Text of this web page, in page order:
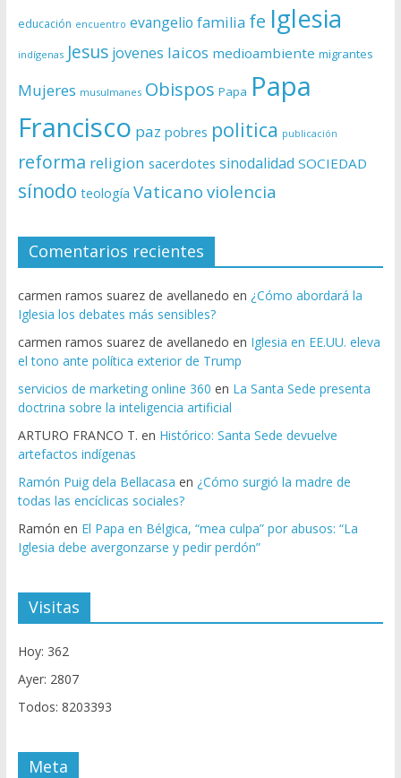
educación encuentro evangelio familia fe Iglesia
indígenas Jesus jovenes laicos medioambiente migrantes
Mujeres musulmanes Obispos Papa Papa
Francisco paz pobres politica publicación
reforma religion sacerdotes sinodalidad SOCIEDAD
sínodo teología Vaticano violencia
Comentarios recientes
carmen ramos suarez de avellanedo en ¿Cómo abordará la
Iglesia los debates más sensibles?
carmen ramos suarez de avellanedo en Iglesia en EE.UU. eleva
el tono ante política exterior de Trump
servicios de marketing online 360 en La Santa Sede presenta
doctrina sobre la inteligencia artificial
ARTURO FRANCO T. en Histórico: Santa Sede devuelve
artefactos indígenas
Ramón Puig dela Bellacasa en ¿Cómo surgió la madre de
todas las encíclicas sociales?
Ramón en El Papa en Bélgica, “mea culpa” por abusos: “La
Iglesia debe avergonzarse y pedir perdón”
Visitas
Hoy: 362
Ayer: 2807
Todos: 8203393
Meta